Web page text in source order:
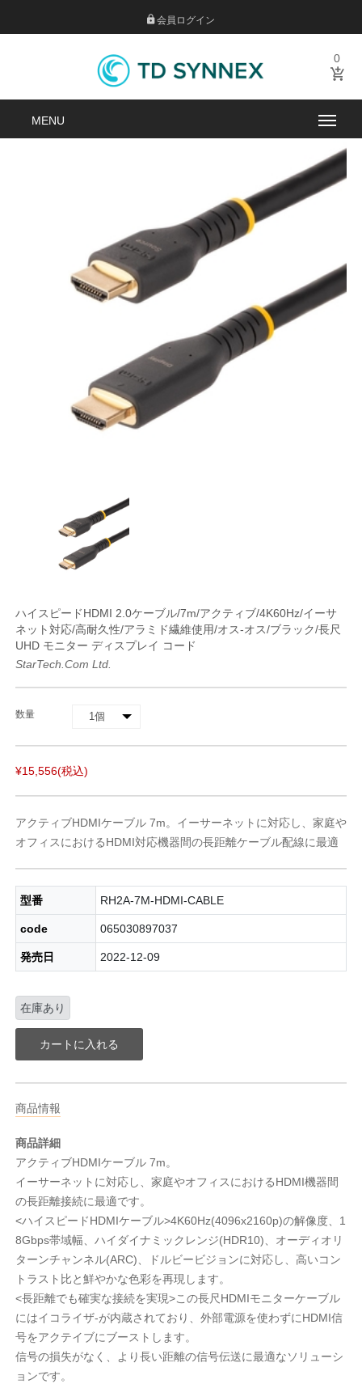
会員ログイン
0
ハイスピードHDMI 2.0ケーブル/7m/アクティブ/4K60Hz/イーサ
ネット対応/高耐久性/アラミド繊維使用/オス-オス/ブラック/長尺
UHD モニター ディスプレイ コード
StarTech.com Ltd.
数量
¥15,556(税込)
アクティブHDMIケーブル 7m。イーサーネットに対応し、家庭や
オフィスにおけるHDMI対応機器間の長距離ケーブル配線に最適
型番 RH2A-7M-HDMI-CABLE
code 065030897037
発売日 2022-12-09
在庫あり
カートに入れる
商品情報
商品詳細
アクティブHDMIケーブル 7m。
イーサーネットに対応し、家庭やオフィスにおけるHDMI機器間
の長距離接続に最適です。
<ハイスピードHDMIケーブル>4K60Hz(4096x2160p)の解像度、1
8Gbps帯域幅、ハイダイナミックレンジ(HDR10)、オーディオリ
ターンチャンネル(ARC)、ドルビービジョンに対応し、高いコン
トラスト比と鮮やかな色彩を再現します。
<長距離でも確実な接続を実現>この長尺HDMIモニターケーブル
にはイコライザ-が内蔵されており、外部電源を使わずにHDMI信
号をアクテイブにブーストします。
信号の損失がなく、より長い距離の信号伝送に最適なソリューシ
ョンです。